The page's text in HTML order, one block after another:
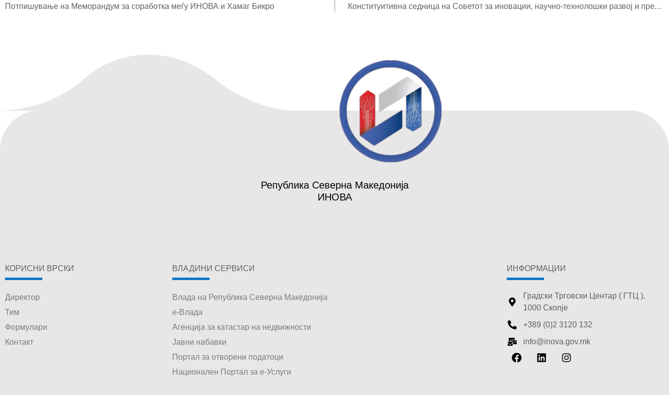
Потпишување на Меморандум за соработка меѓу ИНОВА и Хамаг Бикро Конституитивна седница на Советот за иновации, научно-технолошки развој и претприемништво
Република Северна Македонија
ИНОВА
КОРИСНИ ВРСКИ
Директор
Тим
Формулари
Контакт
ВЛАДИНИ СЕРВИСИ
Влада на Република Северна Македонија
е-Влада
Агенција за катастар на недвижности
Јавни набавки
Портал за отворени податоци
Национален Портал за е-Услуги
ИНФОРМАЦИИ
Градски Трговски Центар ( ГТЦ ),
1000 Скопје
+389 (0)2 3120 132
info@inova.gov.mk